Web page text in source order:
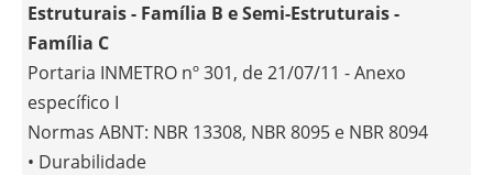
Estruturais - Família B e Semi-Estruturais -
Família C
Portaria INMETRO nº 301, de 21/07/11 - Anexo
específico I
Normas ABNT: NBR 13308, NBR 8095 e NBR 8094
• Durabilidade